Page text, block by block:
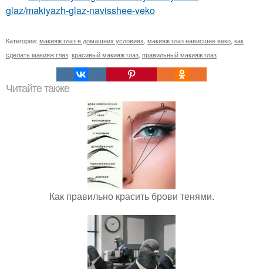
glaz/makiyazh-glaz-navisshee-veko
Категории: макияж глаз в домашних условиях макияж глаз нависшее веко как
сделать макияж глаз красивый макияж глаз правильный макияж глаз
Читайте также
Как правильно красить брови тенями.